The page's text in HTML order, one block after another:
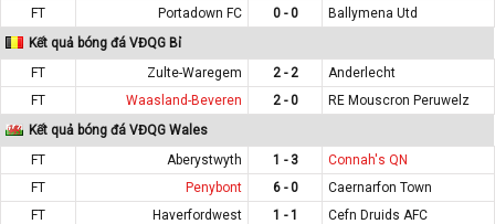
FT
Portadown FC 0 - 0
Ballymena Utd
Kết quả bóng đá VĐQG Bỉ
FT
Zulte-Waregem 2 - 2
Anderlecht
FT
Waasland-Beveren 2 - 0
RE Mouscron Peruwelz
Kết quả bóng đá VĐQG Wales
FT
Aberystwyth 1 - 3
Connah's QN
FT
Penybont 6 - 0
Caernarfon Town
FT
Haverfordwest 1 - 1
Cefn Druids AFC